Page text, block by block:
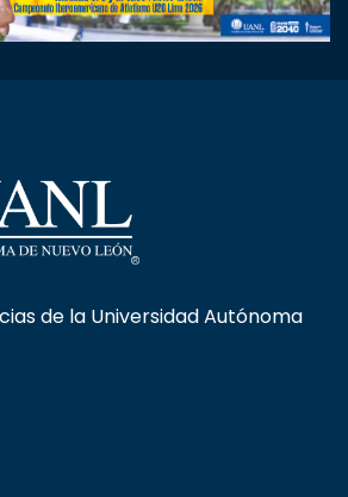
de la Universidad Autónoma